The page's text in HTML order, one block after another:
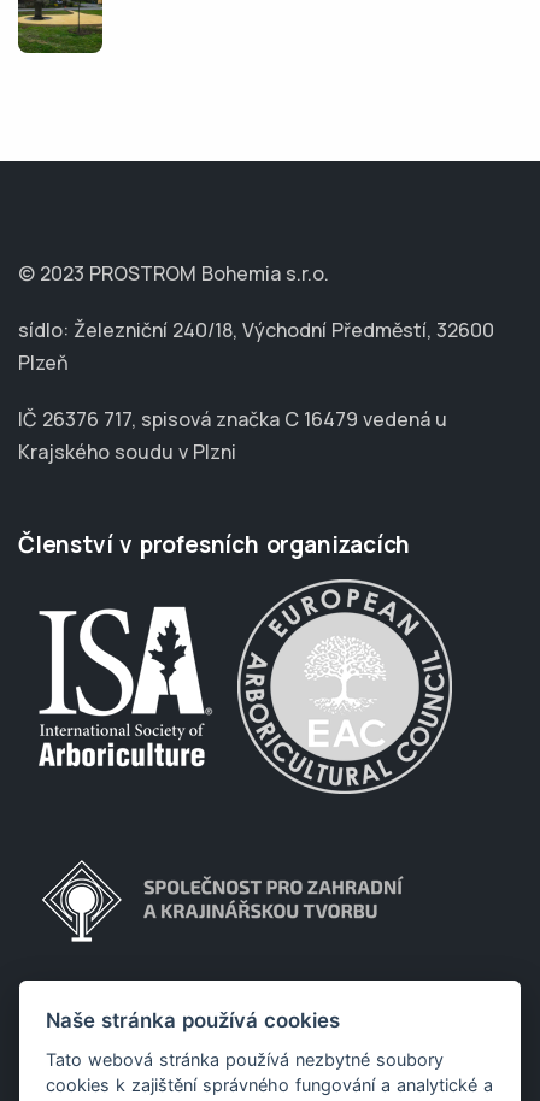
© 2023 PROSTROM Bohemia s.r.o.
sídlo: Železniční 240/18, Východní Předměstí, 32600
Plzeň
IČ 26376 717, spisová značka C 16479 vedená u
Krajského soudu v Plzni
Členství v profesních organizacích
Naše stránka používá cookies
Tato webová stránka používá nezbytné soubory
cookies k zajištění správného fungování a analytické a